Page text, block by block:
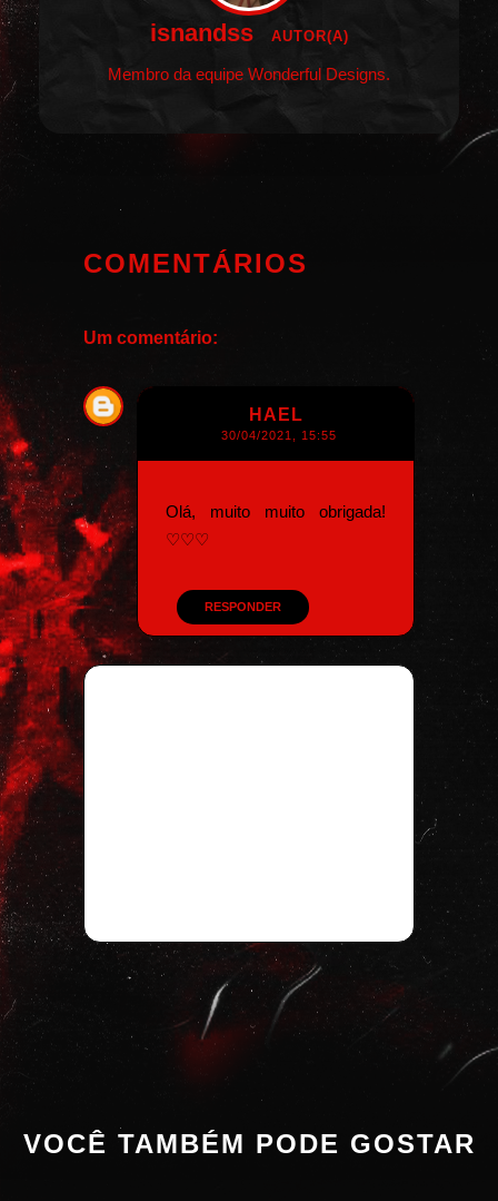
isnandss AUTOR(A)
Membro da equipe Wonderful Designs.
COMENTÁRIOS
Um comentário:
HAEL
30/04/2021, 15:55
Olá, muito muito obrigada!
♡♡♡
RESPONDER
VOCÊ TAMBÉM PODE GOSTAR